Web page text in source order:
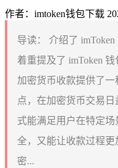
作者：imtoken钱包下载
导读：
介绍了
着重提及了 imToken
加密货币收款提供了
点，在加密货币交易
式能满足用户在特定
全，又能让收款过程
密...